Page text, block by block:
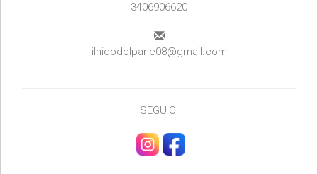
3406906620
ilnidodelpane08@gmail.com
SEGUICI